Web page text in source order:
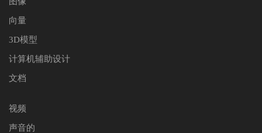
向量
3D模型
计算机辅助设计
文档
视频
声音的